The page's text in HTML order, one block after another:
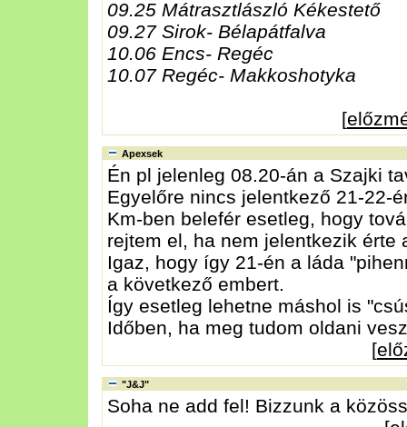
09.25 Mátrasztlászló Kékestető
09.27 Sirok- Bélapátfalva
10.06 Encs- Regéc
10.07 Regéc- Makkoshotyka
[
Apexsek
Én pl jelenleg 08.20-án a Szajki
Egyelőre nincs jelentkező 21-22-
Km-ben belefér esetleg, hogy
rejtem el, ha nem jelentkezik érte
Igaz, hogy így 21-én a láda
a következő embert.
Így esetleg lehetne máshol is
Időben, ha meg tudom oldani
[
"J&J"
Soha ne add fel! Bizzunk a